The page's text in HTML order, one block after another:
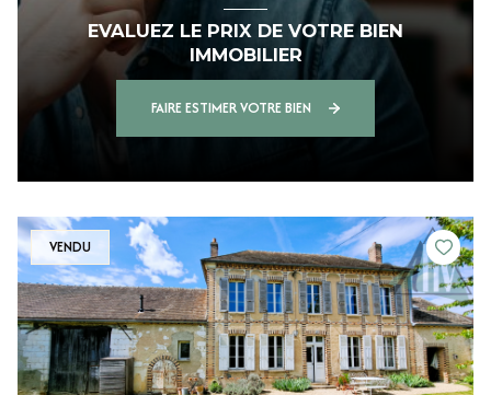
EVALUEZ LE PRIX DE VOTRE BIEN
IMMOBILIER
FAIRE ESTIMER VOTRE BIEN
VENDU